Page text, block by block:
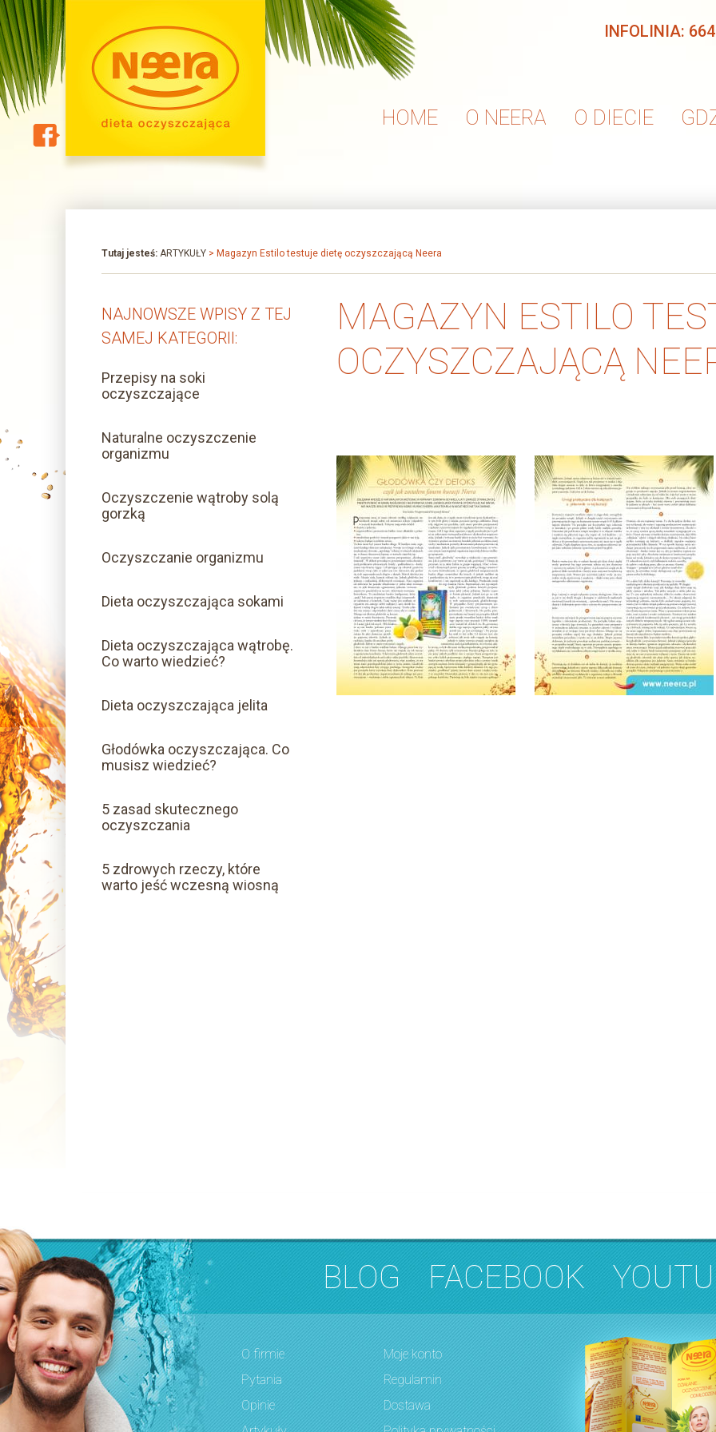
INFOLINIA:
HOME O NEERA O DIECIE
Tutaj jesteś: ARTYKUŁY > Magazyn Estilo testuje dietę oczyszczającą Neera
NAJNOWSZE WPISY Z TEJ
SAMEJ KATEGORII:
Przepisy na soki
oczyszczające
Naturalne oczyszczenie
organizmu
Oczyszczenie wątroby solą
gorzką
Oczyszczanie organizmu
Dieta oczyszczająca sokami
Dieta oczyszczająca wątrobę.
Co warto wiedzieć?
Dieta oczyszczająca jelita
Głodówka oczyszczająca. Co
musisz wiedzieć?
5 zasad skutecznego
oczyszczania
5 zdrowych rzeczy, które
warto jeść wczesną wiosną
MAGAZYN ESTILO
OCZYSZCZAJĄCĄ
BLOG FACEBOOK
O firmie
Pytania
Opinie
Moje konto
Regulamin
Dostawa